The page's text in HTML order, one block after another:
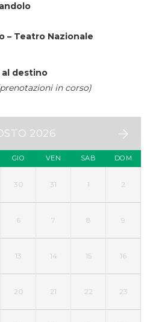
– Teatro Nazionale
al destino
in corso)
2026
GIO VEN SAB DOM
30 31 1 2
6 7 8 9
13 14 15 16
20 21 22 23